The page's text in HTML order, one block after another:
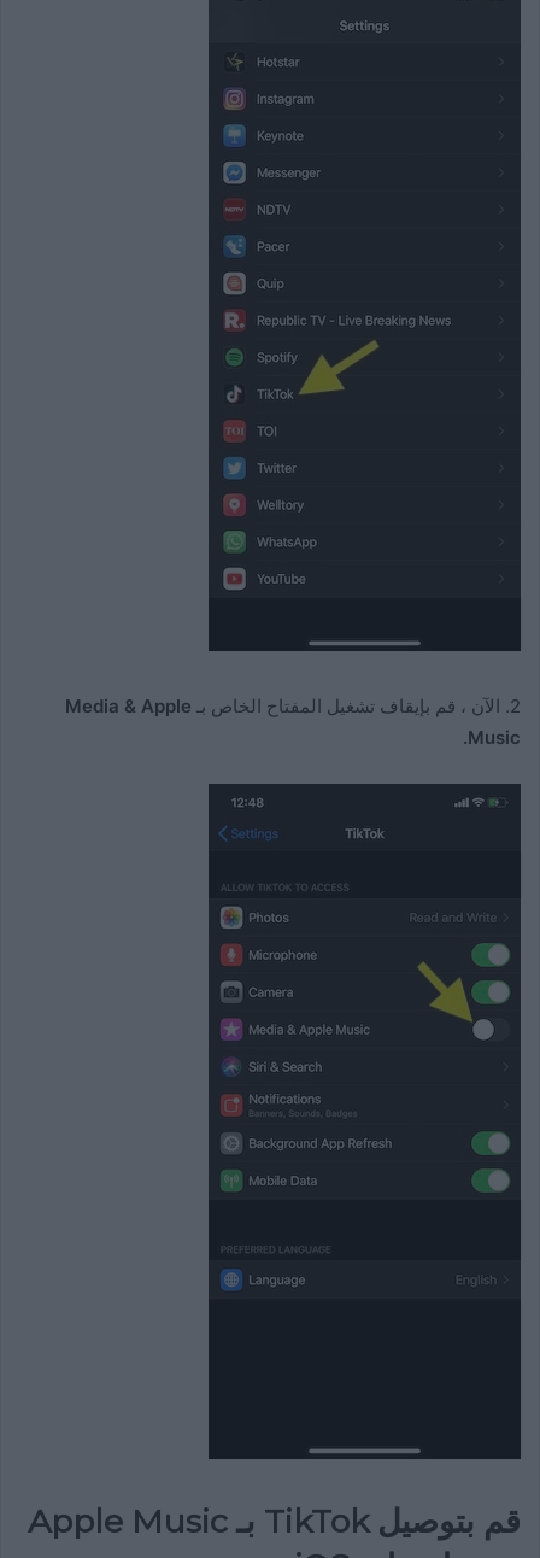
2. الآن ، قم بإيقاف تشغيل المفتاح الخاص بـ
Media & Apple
Music.
قم بتوصيل TikTok بـ Apple Music